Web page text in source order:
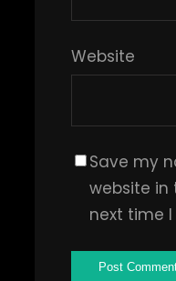
Website
Save my
website in
next time